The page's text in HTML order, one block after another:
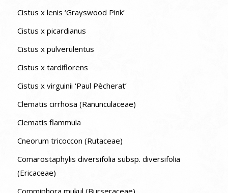
Cistus x lenis ‘Grayswood Pink’
Cistus x picardianus
Cistus x pulverulentus
Cistus x tardiflorens
Cistus x virguinii ‘Paul Pècherat’
Clematis cirrhosa (Ranunculaceae)
Clematis flammula
Cneorum tricoccon (Rutaceae)
Comarostaphylis diversifolia subsp. diversifolia
(Ericaceae)
Commiphora mukul (Burseraceae)